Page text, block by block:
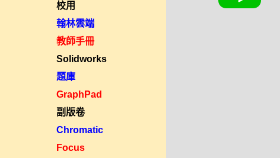
校用
翰林雲端
教師手冊
Solidworks
題庫
GraphPad
副版卷
Chromatic
Focus